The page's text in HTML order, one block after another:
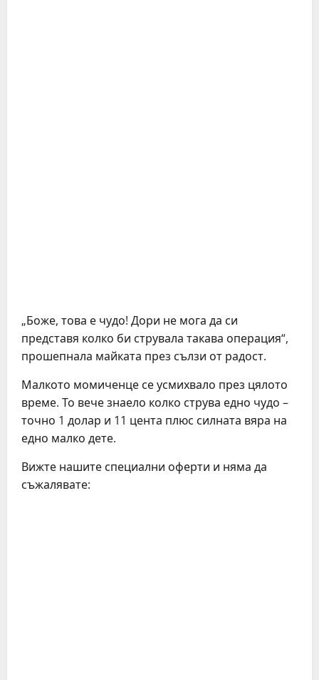
„Боже, това е чудо! Дори не мога да си
представя колко би струвала такава операция“,
прошепнала майката през сълзи от радост.
Малкото момиченце се усмихвало през цялото
време. То вече знаело колко струва едно чудо –
точно 1 долар и 11 цента плюс силната вяра на
едно малко дете.
Вижте нашите специални оферти и няма да
съжалявате: